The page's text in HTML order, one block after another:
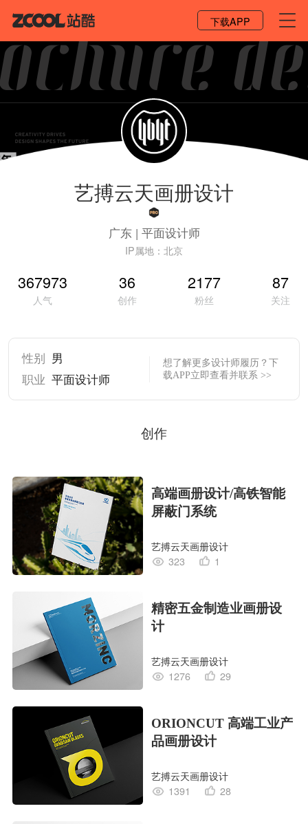
下载APP
艺搏云天画册设计
广东| 平面设计师
IP属地： 北京
367973
人气
36
创作
2177
粉丝
87
关注
性别
男
职业 平面设计师
想了解更多设计师履历？下
载APP立即查看并联系 >>
创作
高端画册设计/高铁智能
屏蔽门系统
艺搏云天画册设计
323
1
精密五金制造业画册设
计
艺搏云天画册设计
1276
29
ORIONCUT 高端工业产
品画册设计
艺搏云天画册设计
1391
28